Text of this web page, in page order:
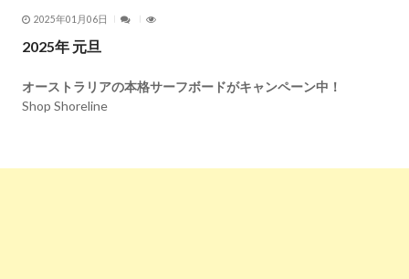
2025年01月06日
2025年 元旦
オーストラリアの本格サーフボードがキャンペーン中！
Shop Shoreline